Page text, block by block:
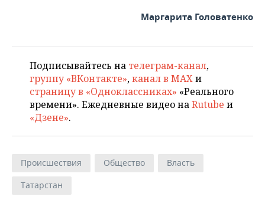
Маргарита Головатенко
Подписывайтесь на телеграм-канал,
группу «ВКонтакте»,канал в MAXи
страницу в «Одноклассниках» «Реального
времени». Ежедневные видео наRutube и
«Дзене».
Происшествия Общество
Власть
Татарстан